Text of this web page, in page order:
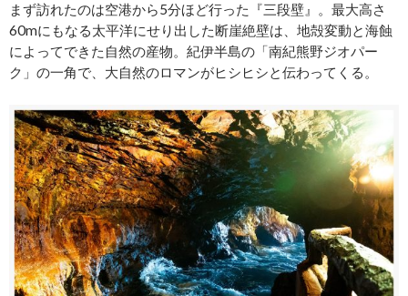
まず訪れたのは空港から5分ほど行った『三段壁』。最大高さ
60mにもなる太平洋にせり出した断崖絶壁は、地殻変動と海蝕
によってできた自然の産物。紀伊半島の「南紀熊野ジオパー
ク」の一角で、大自然のロマンがヒシヒシと伝わってくる。